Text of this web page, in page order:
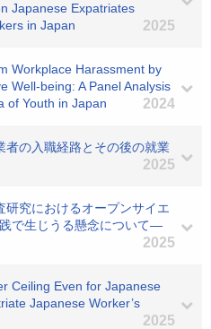
Japanese Expatriates
in Japan
2025
Workplace Harassment by
Well-being: A Panel Analysis
of Youth in Japan
2024
の入職経路とその後の就業
2025
究におけるオープンサイエ
で生じうる懸念について―
2025
Ceiling Even for Japanese
Japanese Worker’s
2025